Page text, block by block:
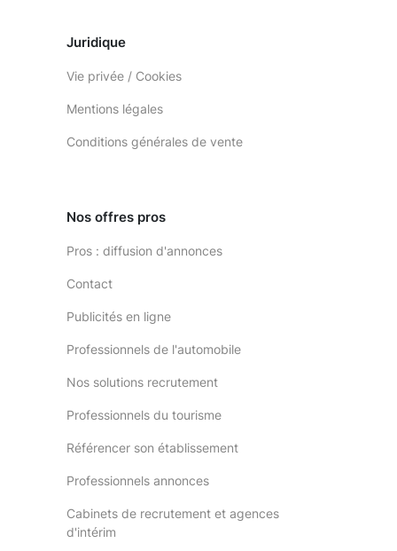
Juridique
Vie privée / Cookies
Mentions légales
Conditions générales de vente
Nos offres pros
Pros : diffusion d'annonces
Contact
Publicités en ligne
Professionnels de l'automobile
Nos solutions recrutement
Professionnels du tourisme
Référencer son établissement
Professionnels annonces
Cabinets de recrutement et agences
d'intérim